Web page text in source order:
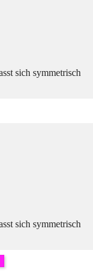
sich symmetrisch
sich symmetrisch